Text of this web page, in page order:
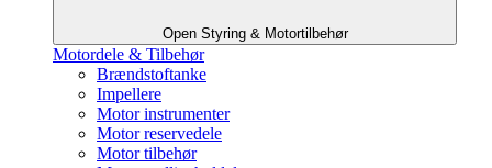
Open Styring & Motortilbehør
Motordele & Tilbehør
Brændstoftanke
Impellere
Motor instrumenter
Motor reservedele
Motor tilbehør